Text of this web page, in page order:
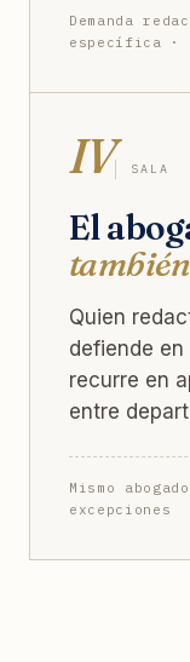
Demanda
específica ·
IV SALA
El
Quien
defiende
recurre en
entre
Mismo
excepciones